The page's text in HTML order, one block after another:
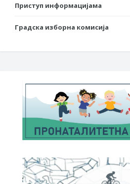
Приступ информацијама
Градска изборна комисија